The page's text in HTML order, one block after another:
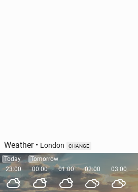
Weather• London CHANGE
Today
23:00
Tomorrow
00:00
01:00 02:00 03:00